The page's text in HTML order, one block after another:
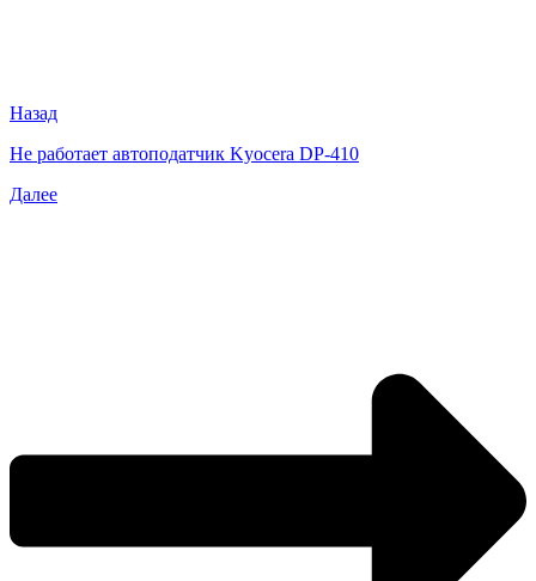
Назад
Не работает автоподатчик Kyocera DP-410
Далее